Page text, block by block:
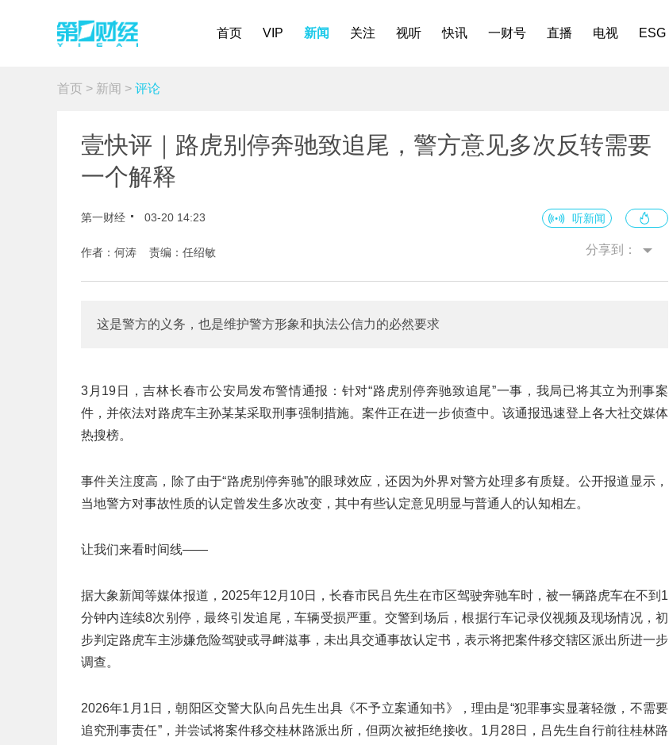
首页 VIP 新闻 关注 视听 快讯 一财号 直播 电视 ESG
首页 > 新闻 > 评论
壹快评｜路虎别停奔驰致追尾，警方意见多次反转需要
一个解释
第一财经 03-20 14:23 听新闻
作者：何涛 责编：任绍敏 分享到：
这是警方的义务，也是维护警方形象和执法公信力的必然要求
3月19日，吉林长春市公安局发布警情通报：针对“路虎别停奔驰致追尾”一事，我局已将其立为刑事案
件，并依法对路虎车主孙某某采取刑事强制措施。案件正在进一步侦查中。该通报迅速登上各大社交媒体
热搜榜。
事件关注度高，除了由于“路虎别停奔驰”的眼球效应，还因为外界对警方处理多有质疑。公开报道显示，
当地警方对事故性质的认定曾发生多次改变，其中有些认定意见明显与普通人的认知相左。
让我们来看时间线——
据大象新闻等媒体报道，2025年12月10日，长春市民吕先生在市区驾驶奔驰车时，被一辆路虎车在不到1
分钟内连续8次别停，最终引发追尾，车辆受损严重。交警到场后，根据行车记录仪视频及现场情况，初
步判定路虎车主涉嫌危险驾驶或寻衅滋事，未出具交通事故认定书，表示将把案件移交辖区派出所进一步
调查。
2026年1月1日，朝阳区交警大队向吕先生出具《不予立案通知书》，理由是“犯罪事实显著轻微，不需要
追究刑事责任”，并尝试将案件移交桂林路派出所，但两次被拒绝接收。1月28日，吕先生自行前往桂林路